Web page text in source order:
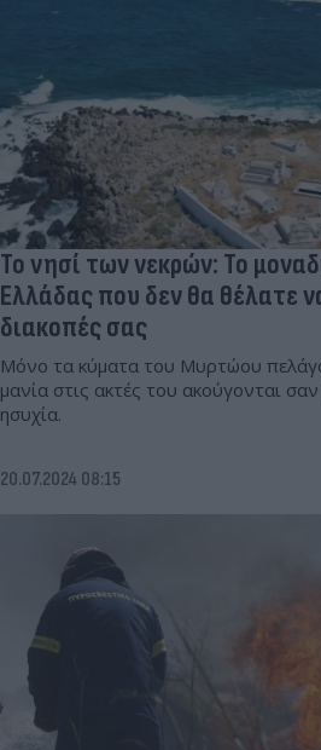
Το νησί των νεκρών: Το
Ελλάδας που δεν θα θέλατε
διακοπές σας
Μόνο τα κύματα του Μυρτώου
μανία στις ακτές του ακούγονται
ησυχία.
20.07.2024 08:15